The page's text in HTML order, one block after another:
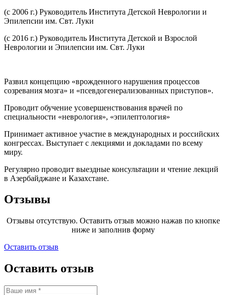
(с 2006 г.) Руководитель Института Детской Неврологии и
Эпилепсии им. Свт. Луки
(с 2016 г.) Руководитель Института Детской и Взрослой
Неврологии и Эпилепсии им. Свт. Луки
Развил концепцию «врожденного нарушения процессов
созревания мозга» и «псевдогенерализованных приступов».
Проводит обучение усовершенствования врачей по
специальности «неврология», «эпилептология»
Принимает активное участие в международных и российских
конгрессах. Выступает с лекциями и докладами по всему
миру.
Регулярно проводит выездные консультации и чтение лекций
в Азербайджане и Казахстане.
Отзывы
Отзывы отсутствую. Оставить отзыв можно нажав по кнопке
ниже и заполнив форму
Оставить отзыв
Оставить отзыв